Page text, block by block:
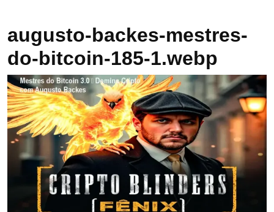
augusto-backes-mestres-
do-bitcoin-185-1.webp